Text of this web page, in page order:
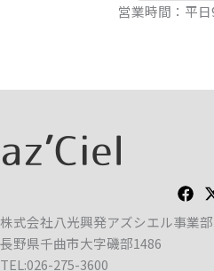
営業時間：平日
株式会社八光興発アズシエル事業部
長野県千曲市大字磯部1486
TEL:026-275-3600